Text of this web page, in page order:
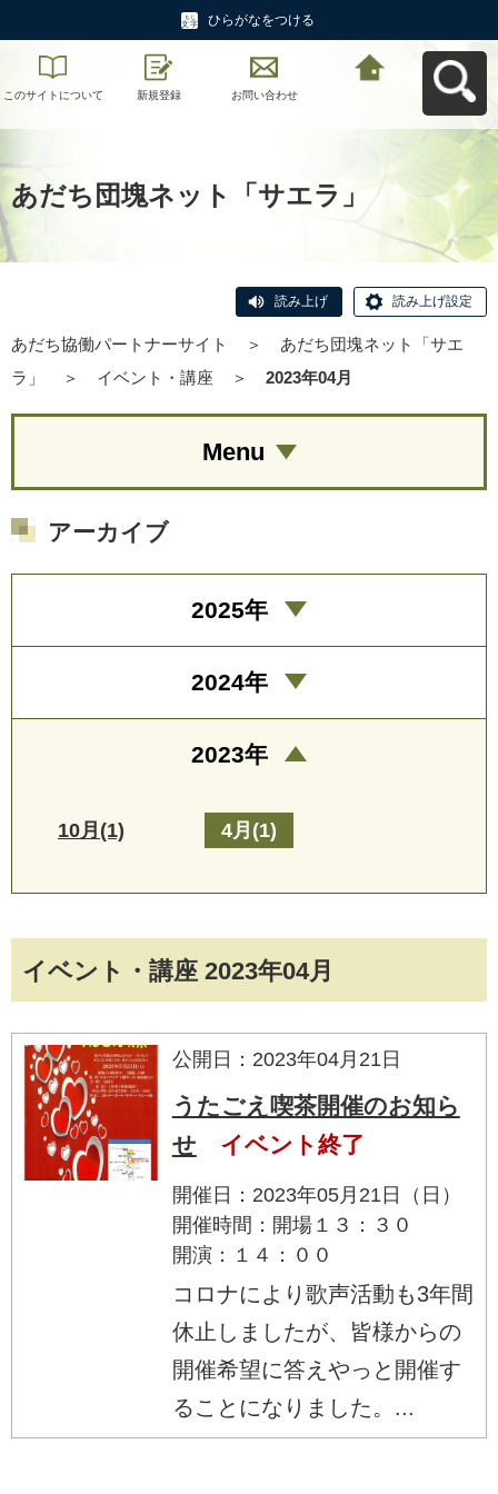
ひらがなをつける
このサイトについて 新規登録 お問い合わせ
あだち団塊ネット「サエラ」
読み上げ 読み上げ設定
あだち協働パートナーサイト ＞
あだち団塊ネット「サエ
ラ」
＞ イベント・講座 ＞ 2023年04月
イベント・講座 2023年04月
公開日：2023年04月21日
うたごえ喫茶開催のお知ら
せ
イベント終了
開催日：2023年05月21日（日）
開催時間：開場１３：３０
開演：１４：００
コロナにより歌声活動も3年間
休止しましたが、皆様からの
開催希望に答えやっと開催す
ることになりました。...
Menu
アーカイブ
2025年
2024年
2023年
10月(1) 4月(1)